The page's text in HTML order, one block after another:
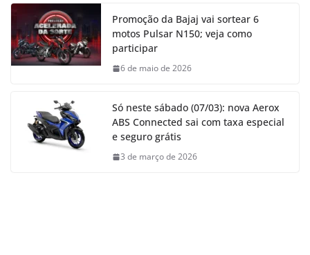
Promoção da Bajaj vai sortear 6
motos Pulsar N150; veja como
participar
6 de maio de 2026
Só neste sábado (07/03): nova Aerox
ABS Connected sai com taxa especial
e seguro grátis
3 de março de 2026